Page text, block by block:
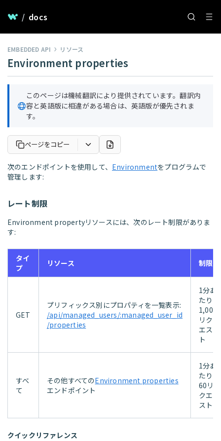
/ docs
EMBEDDED API リソース
Environment properties
このページは機械翻訳により提供されています。翻訳内
容と英語版に相違がある場合は、英語版が優先されま
す。
ページをコピー
次のエンドポイントを使用して、 Environmentをプログラムで
管理します:
レート制限
Environment propertyリソースには、次のレート制限がありま
す:
タイ
プ
リソース 制限
GET
プリフィックス別にプロパティを一覧表示:
/api/managed_users/:managed_user_id
/properties
1分あ
たり
1,000
リク
エス
ト
すべ
て
その他すべてのEnvironment properties
エンドポイント
1分あ
たり
60リ
クエ
スト
クイックリファレンス